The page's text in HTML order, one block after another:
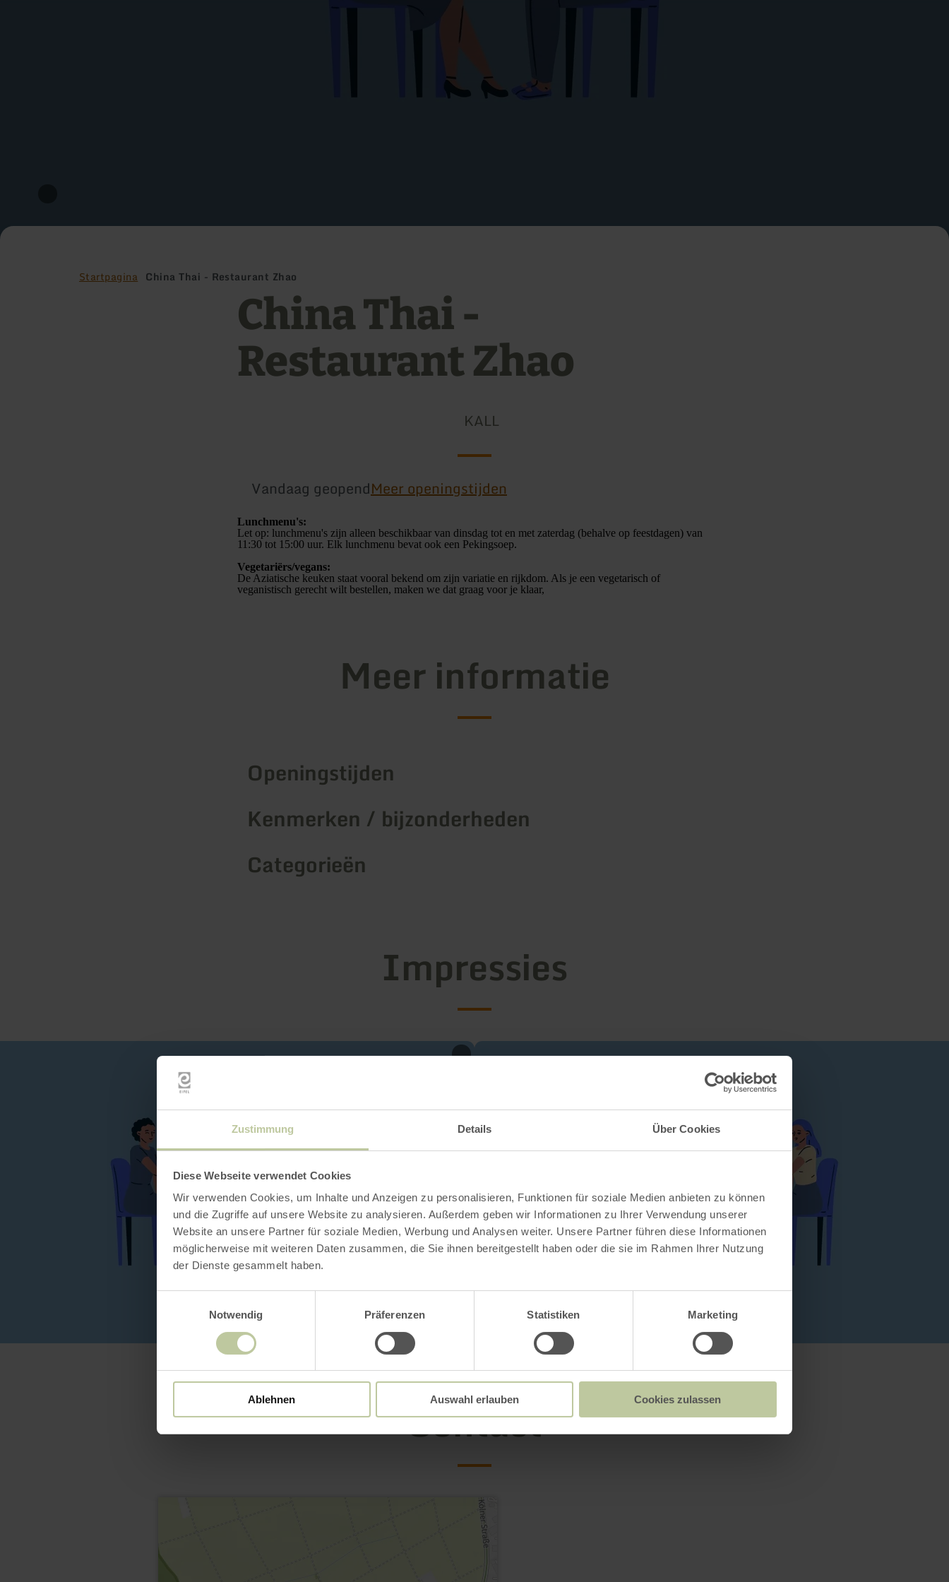
Zustimmung Details Über Cookies
Diese Webseite verwendet Cookies
Wir verwenden Cookies, um Inhalte und Anzeigen zu personalisieren, Funktionen für soziale Medien anbieten zu können
und die Zugriffe auf unsere Website zu analysieren. Außerdem geben wir Informationen zu Ihrer Verwendung unserer
Website an unsere Partner für soziale Medien, Werbung und Analysen weiter. Unsere Partner führen diese Informationen
möglicherweise mit weiteren Daten zusammen, die Sie ihnen bereitgestellt haben oder die sie im Rahmen Ihrer Nutzung
der Dienste gesammelt haben.
Notwendig
Präferenzen Statistiken Marketing
Ablehnen Auswahl erlauben Cookies zulassen
Startpagina China Thai - Restaurant Zhao
China Thai -
Restaurant Zhao
KALL
Vandaag geopendMeer openingstijden
Lunchmenu's:
Let op: lunchmenu's zijn alleen beschikbaar van dinsdag tot en met zaterdag (behalve op feestdagen) van
11:30 tot 15:00 uur. Elk lunchmenu bevat ook een Pekingsoep.
Vegetariërs/vegans:
De Aziatische keuken staat vooral bekend om zijn variatie en rijkdom. Als je een vegetarisch of
veganistisch gerecht wilt bestellen, maken we dat graag voor je klaar,
Meer informatie
Openingstijden
Kenmerken / bijzonderheden
Categorieën
Impressies
Contact